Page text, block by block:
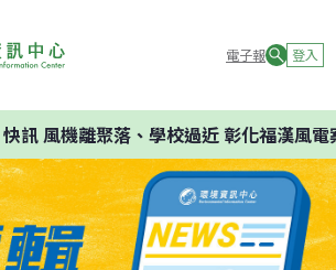
電子報 登入
快訊風機離聚落、學校過近 彰化福漢風電